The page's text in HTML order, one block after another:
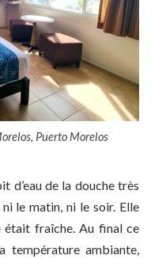
Puerto Morelos
d’eau de la douche très
ni le matin, ni le soir. Elle
était fraîche. Au final ce
température ambiante,